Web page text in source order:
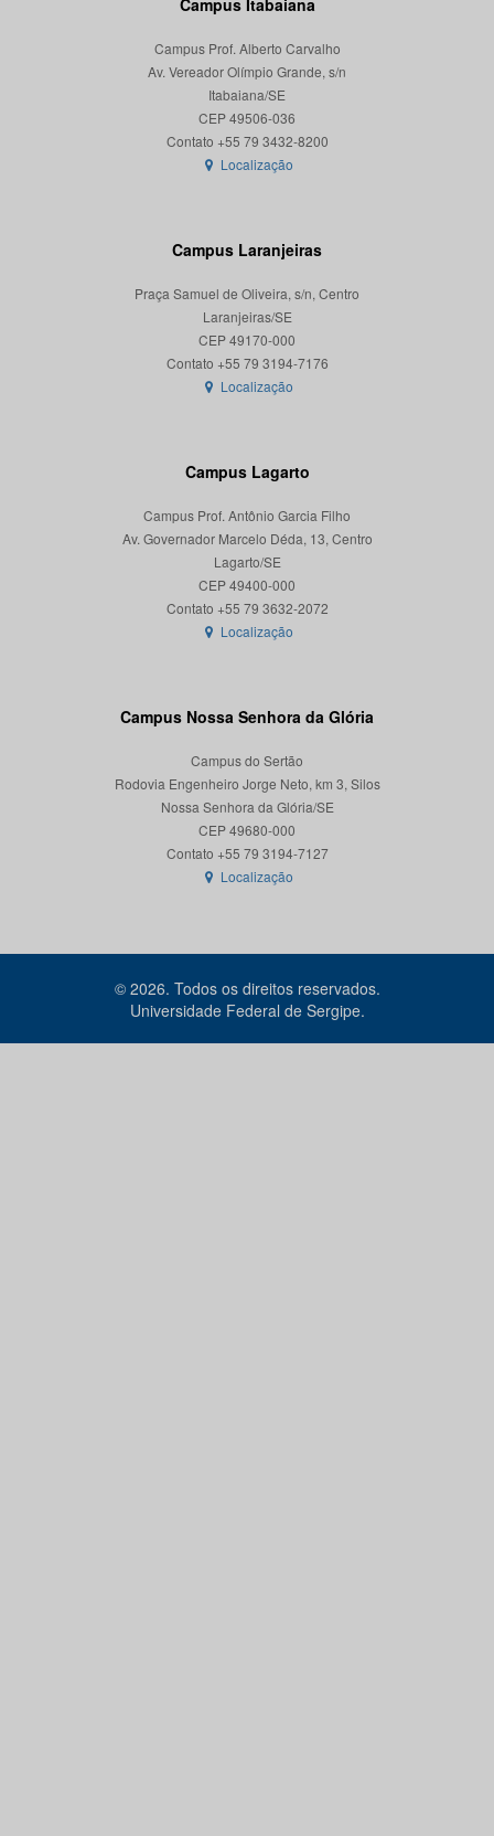
Campus Itabaiana
Campus Prof. Alberto Carvalho
Av. Vereador Olímpio Grande, s/n
Itabaiana/SE
CEP 49506-036
Localização
Campus Laranjeiras
Praça Samuel de Oliveira, s/n, Centro
Laranjeiras/SE
CEP 49170-000
Localização
Campus Lagarto
Campus Prof. Antônio Garcia Filho
Av. Governador Marcelo Déda, 13, Centro
Lagarto/SE
CEP 49400-000
Localização
Campus Nossa Senhora da Glória
Campus do Sertão
Rodovia Engenheiro Jorge Neto, km 3, Silos
Nossa Senhora da Glória/SE
CEP 49680-000
Contato +55 79 3194-7127
Localização
© 2026. Todos os direitos reservados.
Universidade Federal de Sergipe.